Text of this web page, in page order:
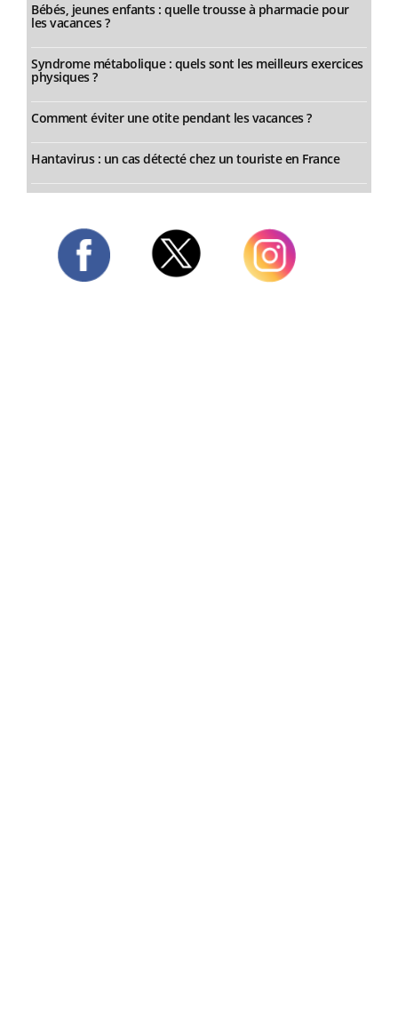
Bébés, jeunes enfants : quelle trousse à pharmacie pour
les vacances ?
Syndrome métabolique : quels sont les meilleurs exercices
physiques ?
Comment éviter une otite pendant les vacances ?
Hantavirus : un cas détecté chez un touriste en France